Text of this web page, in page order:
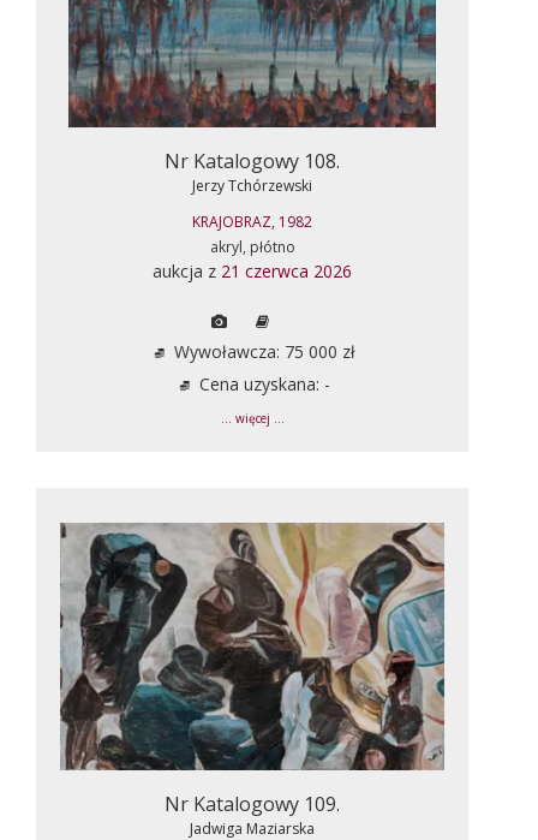
Nr Katalogowy 108.
Jerzy Tchórzewski
KRAJOBRAZ, 1982
akryl, płótno
aukcja z 21 czerwca 2026
Wywoławcza: 75 000 zł
Cena uzyskana: -
... więcej ...
Nr Katalogowy 109.
Jadwiga Maziarska